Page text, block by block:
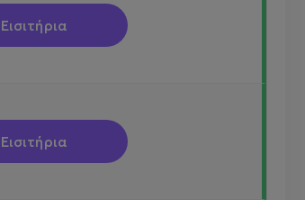
Εισιτήρια
Εισιτήρια